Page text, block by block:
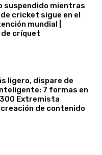
suspendido mientras
cricket sigue en el
mundial |
críquet
ligero, dispare de
7 formas en
Extremista
de contenido